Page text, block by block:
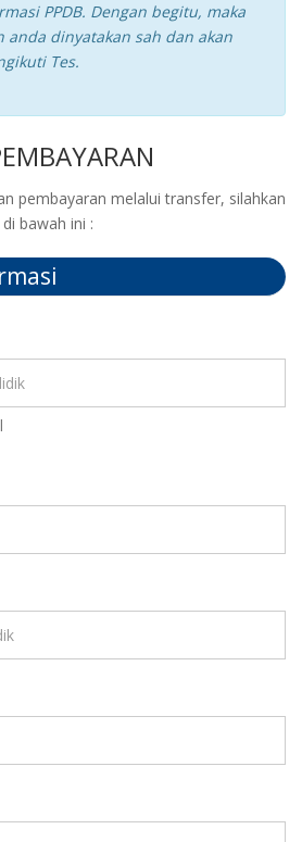
PPDB. Dengan begitu, maka
dinyatakan sah dan akan
Tes.
pembayaran melalui transfer, silahkan
bawah ini :